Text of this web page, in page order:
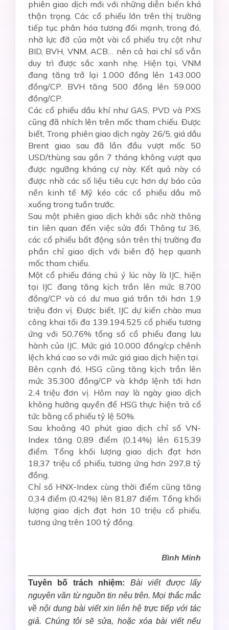
phiên giao dịch mới với những diễn biến khá
thận trọng. Các cổ phiếu lớn trên thị trường
tiếp tục phân hóa tương đối mạnh, trong đó,
nhờ lực đỡ của một vài cổ phiếu trụ cột như
BID, BVH, VNM, ACB… nên cả hai chỉ số vẫn
duy trì được sắc xanh nhẹ. Hiện tại, VNM
đang tăng trở lại 1.000 đồng lên 143.000
đồng/CP. BVH tăng 500 đồng lên 59.000
đồng/CP.
Các cổ phiếu dầu khí như GAS, PVD và PXS
cũng đã nhích lên trên mốc tham chiếu. Được
biết, Trong phiên giao dịch ngày 26/5, giá dầu
Brent giao sau đã lần đầu vượt mốc 50
USD/thùng sau gần 7 tháng không vượt qua
được ngưỡng kháng cự này. Kết quả này có
được nhờ các số liệu tiêu cực hơn dự báo của
nền kinh tế Mỹ kéo các cổ phiếu dầu mỏ
xuống trong tuần trước.
Sau một phiên giao dịch khởi sắc nhờ thông
tin liên quan đến việc sửa đổi Thông tư 36,
các cổ phiếu bất động sản trên thị trường đa
phần chỉ giao dịch với biên độ hẹp quanh
mốc tham chiếu.
Một cổ phiếu đáng chú ý lúc này là IJC, hiện
tại IJC đang tăng kịch trần lên mức 8.700
đồng/CP và có dư mua giá trần tới hơn 1,9
triệu đơn vị. Được biết, IJC dự kiến chào mua
công khai tối đa 139.194.525 cổ phiếu tương
ứng với 50,76% tổng số cổ phiếu đang lưu
hành của IJC. Mức giá 10.000 đồng/cp chênh
lệch khá cao so với mức giá giao dịch hiện tại.
Bên cạnh đó, HSG cũng tăng kịch trần lên
mức 35.300 đồng/CP và khớp lệnh tới hơn
2,4 triệu đơn vị. Hôm nay là ngày giao dịch
không hưởng quyền để HSG thực hiện trả cổ
tức bằng cổ phiếu tỷ lệ 50%.
Sau khoảng 40 phút giao dịch chỉ số VN-
Index tăng 0,89 điểm (0,14%) lên 615,39
điểm. Tổng khối lượng giao dịch đạt hơn
18,37 triệu cổ phiếu, tương ứng hơn 297,8 tỷ
đồng.
Chỉ số HNX-Index cùng thời điểm cũng tăng
0,34 điểm (0,42%) lên 81,87 điểm. Tổng khối
lượng giao dịch đạt hơn 10 triệu cổ phiếu,
tương ứng trên 100 tỷ đồng.
Bình Minh
Tuyên bố trách nhiệm: Bài viết được lấy
nguyên văn từ nguồn tin nêu trên. Mọi thắc mắc
về nội dung bài viết xin liên hệ trực tiếp với tác
giả. Chúng tôi sẽ sửa, hoặc xóa bài viết nếu